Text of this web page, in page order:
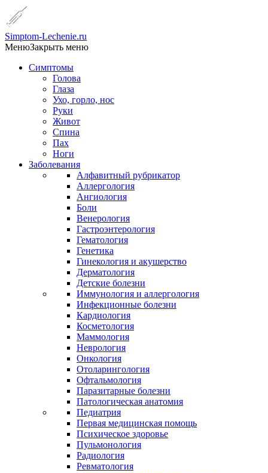
Simptom-Lechenie.ru
МенюЗакрыть меню
Симптомы
Голова
Глаза
Ухо, горло, нос
Руки
Живот
Спина
Пах
Ноги
Заболевания
Алфавитный рубрикатор
Аллергология
Ангиология
Боли
Венерология
Гастроэнтерология
Гематология
Генетика
Гинекология и акушерство
Дерматология
Детские болезни
Иммунология и аллергология
Инфекционные болезни
Кардиология
Косметология
Маммология
Неврология
Онкология
Отоларингология
Офтальмология
Паразитарные болезни
Патологическая анатомия
Педиатрия
Первая медицинская помощь
Психическое здоровье
Пульмонология
Радиология
Ревматология